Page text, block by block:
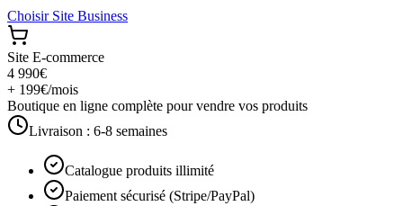
Choisir Site Business
Site E-commerce
4 990€
+ 199€/mois
Boutique en ligne complète pour vendre vos produits
Livraison : 6-8 semaines
Catalogue produits illimité
Paiement sécurisé (Stripe/PayPal)